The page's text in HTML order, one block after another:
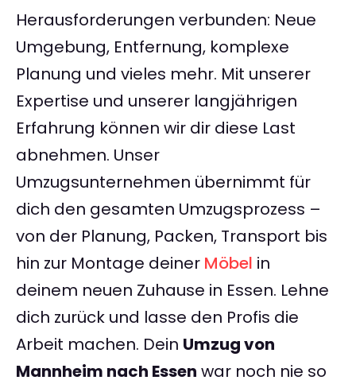
Herausforderungen verbunden: Neue
Umgebung, Entfernung, komplexe
Planung und vieles mehr. Mit unserer
Expertise und unserer langjährigen
Erfahrung können wir dir diese Last
abnehmen. Unser
Umzugsunternehmen übernimmt für
dich den gesamten Umzugsprozess –
von der Planung, Packen, Transport bis
hin zur Montage deiner Möbel in
deinem neuen Zuhause in Essen. Lehne
dich zurück und lasse den Profis die
Arbeit machen. Dein Umzug von
Mannheim nach Essen war noch nie so